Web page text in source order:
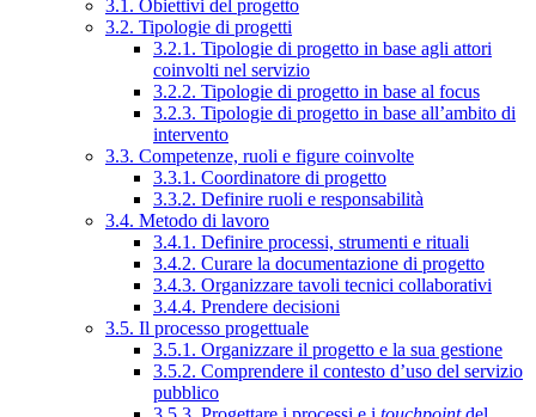
3.1. Obiettivi del progetto
3.2. Tipologie di progetti
3.2.1. Tipologie di progetto in base agli attori
coinvolti nel servizio
3.2.2. Tipologie di progetto in base al focus
3.2.3. Tipologie di progetto in base all’ambito di
intervento
3.3. Competenze, ruoli e figure coinvolte
3.3.1. Coordinatore di progetto
3.3.2. Definire ruoli e responsabilità
3.4. Metodo di lavoro
3.4.1. Definire processi, strumenti e rituali
3.4.2. Curare la documentazione di progetto
3.4.3. Organizzare tavoli tecnici collaborativi
3.4.4. Prendere decisioni
3.5. Il processo progettuale
3.5.1. Organizzare il progetto e la sua gestione
3.5.2. Comprendere il contesto d’uso del servizio
pubblico